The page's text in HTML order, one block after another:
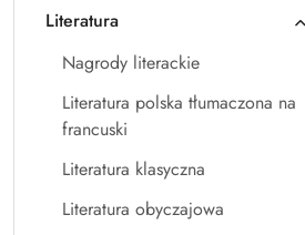
Literatura
Nagrody literackie
Literatura polska tłumaczona na
francuski
Literatura klasyczna
Literatura obyczajowa